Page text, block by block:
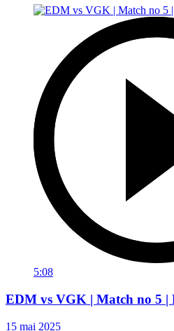
5:08
EDM vs VGK | Match no 5 |
15 mai 2025